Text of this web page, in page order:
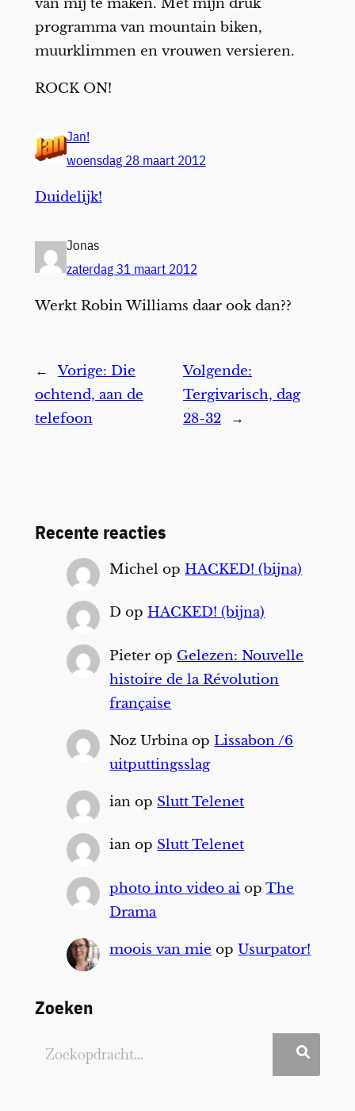
van mij te maken. Met mijn druk
programma van mountain biken,
muurklimmen en vrouwen versieren.
ROCK ON!
Jan!
woensdag 28 maart 2012
Duidelijk!
Jonas
zaterdag 31 maart 2012
Werkt Robin Williams daar ook dan??
← Vorige: Die
ochtend, aan de
telefoon
Volgende:
Tergivarisch, dag
28-32
→
Recente reacties
Michel opHACKED! (bijna)
D opHACKED! (bijna)
Pieter op Gelezen: Nouvelle
histoire de la Révolution
française
Noz UrbinaopLissabon /6
uitputtingsslag
ian op Slutt Telenet
ian op Slutt Telenet
photo into video ai opThe
Drama
moois van mie opUsurpator!
Zoeken